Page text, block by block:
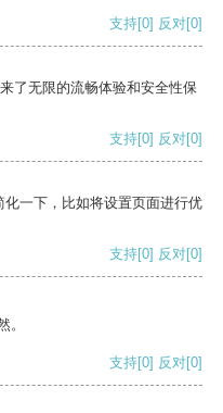
支持[0] 反对[0]
了无限的流畅体验和安全性保
支持[0] 反对[0]
一下，比如将设置页面进行优
支持[0] 反对[0]
。
支持[0] 反对[0]